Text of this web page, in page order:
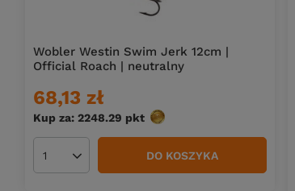
Wobler Westin Swim Jerk 12cm |
Official Roach | neutralny
68,13 zł
Kup za: 2248.29 pkt punktów
Ilość produktów DO KOSZYKA